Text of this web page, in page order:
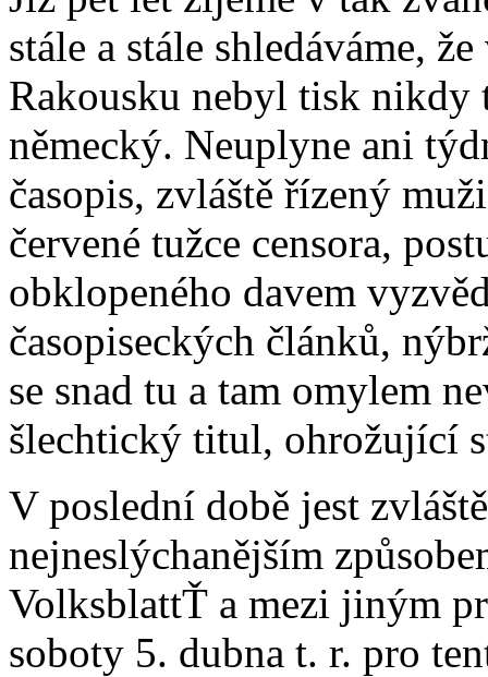
stále a stále shledáváme,
Rakousku nebyl tisk nikdy
německý. Neuplyne ani
časopis, zvláště řízený
červené tužce censora,
obklopeného davem
časopiseckých článků,
se snad tu a tam omylem
šlechtický titul, ohrožující
V poslední době jest
nejneslýchanějším
VolksblattŤ a mezi jiným
soboty 5. dubna t. r. pro